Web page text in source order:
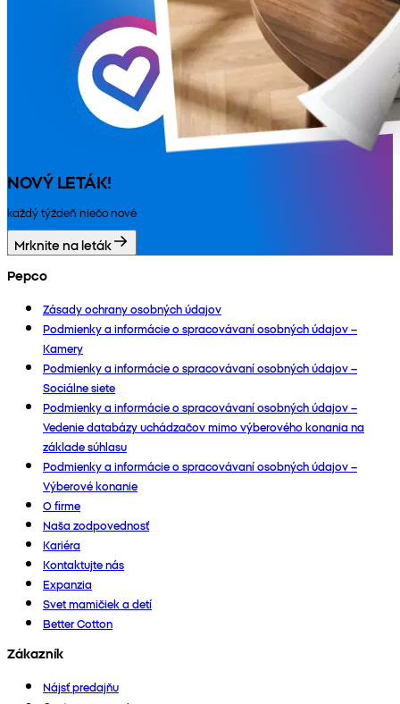
NOVÝ LETÁK!
každý týždeň niečo nové
Mrknite na leták
Pepco
Zásady ochrany osobných údajov
Podmienky a informácie o spracovávaní osobných údajov –
Kamery
Podmienky a informácie o spracovávaní osobných údajov –
Sociálne siete
Podmienky a informácie o spracovávaní osobných údajov –
Vedenie databázy uchádzačov mimo výberového konania na
základe súhlasu
Podmienky a informácie o spracovávaní osobných údajov –
Výberové konanie
O firme
Naša zodpovednosť
Kariéra
Kontaktujte nás
Expanzia
Svet mamičiek a detí
Better Cotton
Zákazník
Nájsť predajňu